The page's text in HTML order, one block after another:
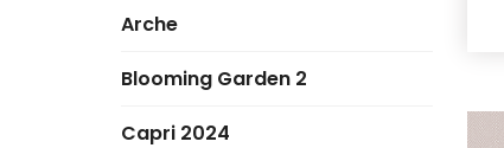
Arche
Blooming Garden 2
Capri 2024